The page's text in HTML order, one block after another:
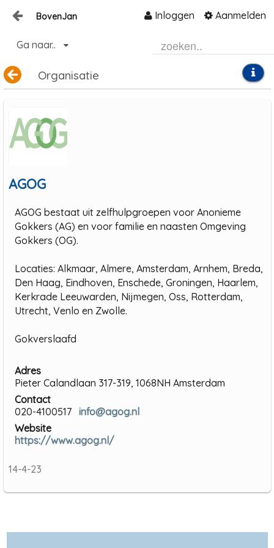
Naar content
Inloggen Aanmelden
BovenJan
Home
Zoeken
Ga naar..
Organisatie
AGOG
AGOG bestaat uit zelfhulpgroepen voor Anonieme
Gokkers (AG) en voor familie en naasten Omgeving
Gokkers (OG).
Locaties: Alkmaar, Almere, Amsterdam, Arnhem, Breda,
Den Haag, Eindhoven, Enschede, Groningen, Haarlem,
Kerkrade Leeuwarden, Nijmegen, Oss, Rotterdam,
Utrecht, Venlo en Zwolle.
Gokverslaafd
Adres
Pieter Calandlaan 317-319, 1068NH Amsterdam
Contact
020-4100517 info@agog.nl
Website
https://www.agog.nl/
14-4-23